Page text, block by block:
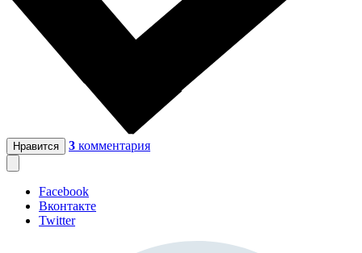
Нравится 3 комментария
Facebook
Вконтакте
Twitter